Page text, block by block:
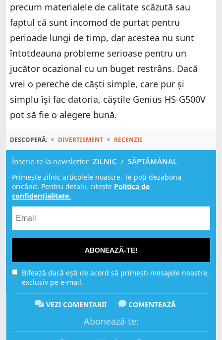
precum materialele de calitate scăzută sau
faptul că sunt incomod de purtat pentru
perioade lungi de timp, dar acestea nu sunt
întotdeauna probleme serioase pentru un
jucător ocazional cu un buget restrâns. Dacă
vrei o pereche de căști simple, care pur și
simplu își fac datoria, căștile Genius HS-G500V
pot să fie o alegere bună.
DESCOPERĂ: DIVERTISMENT RECENZII
Înscrie-te la newsletter ZILNIC / SĂPTĂMÂNAL
Primește zilnic articolele noastre. Te poți dezabona
oricând. Pentru detalii, citește Politica de
confidențialitate.
ABONEAZĂ-TE!
Bifează dacă ești de acord să primești mesajele noastre,
exclusiv pe e-mail.
VEZI COMENTARII COMENTEAZĂ
Abonează-te: